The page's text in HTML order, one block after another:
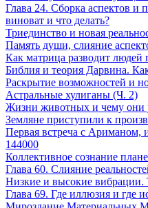
Глава 24. Сборка аспектов и
виноват и что делать?
Триединство и новая
Память души, слияние
Как матрица разводит людей
Библия и теория Дарвина.
Раскрытие возможностей и
Астральные хулиганы (Ч. 2)
Жизни животных и чему они
Земляне приступили к
Первая встреча с Ариманом,
144000
Коллективное сознание
Глава 60. Слияние
Низкие и высокие
Глава 69. Где иллюзия и где